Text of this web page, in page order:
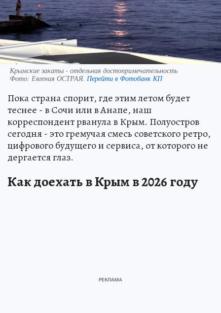
Крымские закаты - отдельная достопримечательность
Фото: Евгения ОСТРАЯ. Перейти в Фотобанк КП
Пока страна спорит, где этим летом будет
теснее - в Сочи или в Анапе, наш
корреспондент рванула в Крым. Полуостров
сегодня - это гремучая смесь советского ретро,
цифрового будущего и сервиса, от которого не
дергается глаз.
Как доехать в Крым в 2026 году